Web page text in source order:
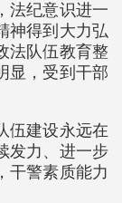
法纪意识进一
神得到大力弘
法队伍教育整
显，受到干部
伍建设永远在
发力、进一步
干警素质能力